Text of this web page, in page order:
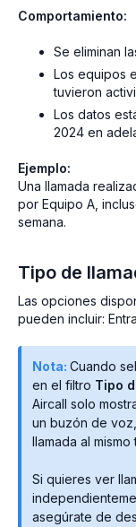
Comportamiento:
Se eliminan
Los equipos
tuvieron
Los datos
2024 en
Ejemplo:
Una llamada
por Equipo A,
semana.
Tipo de
Las opciones
pueden incluir:
Nota: Cuando
en el filtro Tipo
Aircall solo
un buzón de
llamada al mismo
Si quieres ver
asegúrate de